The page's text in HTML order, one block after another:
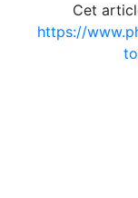
Cet
https://